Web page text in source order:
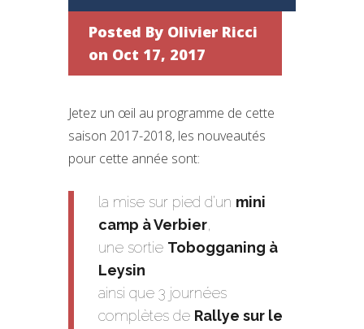
Posted By Olivier Ricci
on Oct 17, 2017
Jetez un œil au programme de cette
saison 2017-2018, les nouveautés
pour cette année sont:
la mise sur pied d’un mini
camp à Verbier,
une sortie Tobogganing à
Leysin
ainsi que 3 journées
complètes de Rallye sur le